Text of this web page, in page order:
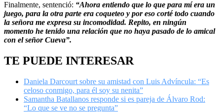
Finalmente, sentenció: “Ahora entiendo que lo que para mí era un
juego, para la otra parte era coqueteo y por eso corté todo cuando
la señora me expresa su incomodidad. Repito, en ningún
momento he tenido una relación que no haya pasado de lo amical
con el señor Cueva”.
TE PUEDE INTERESAR
Daniela Darcourt sobre su amistad con Luis Advíncula: “Es
celoso conmigo, para él soy su nenita”
Samantha Batallanos responde si es pareja de Álvaro Rod:
“Lo que se ve no se pregunta”